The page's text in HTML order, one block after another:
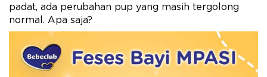
padat, ada perubahan pup yang masih tergolong
normal. Apa saja?